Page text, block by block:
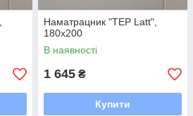
Наматрацник "TEP Latt",
180x200
В наявності
1 645 ₴
Купити